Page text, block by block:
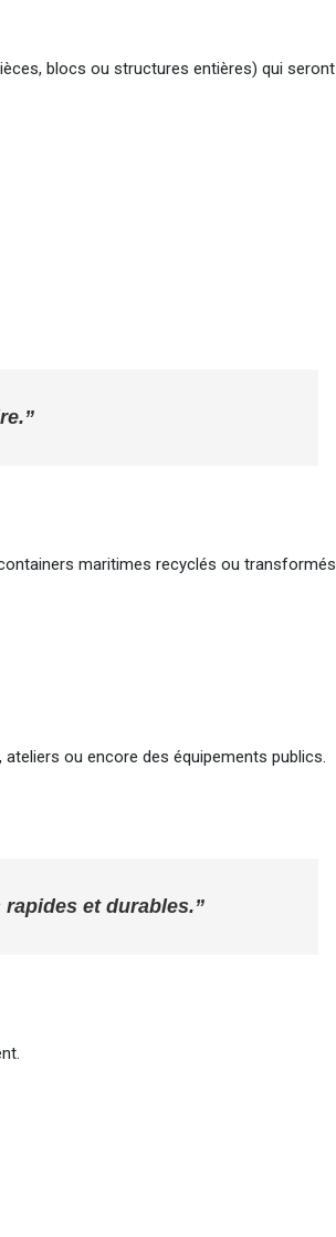
blocs ou structures entières) qui seront
maritimes recyclés ou transformés
ou encore des équipements publics.
et durables.”